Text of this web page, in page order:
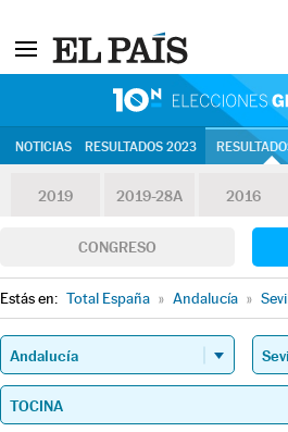
NOTICIAS RESULTADOS 2023
2019 2019-28A 2016
CONGRESO
Estás en: Total España » Andalucía »